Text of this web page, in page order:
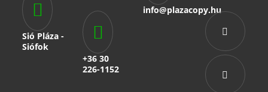
Sió Pláza -
Siófok
+36 30
226-1152
info@plazacopy.hu